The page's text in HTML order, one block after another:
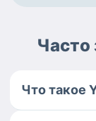
Часто
Что такое